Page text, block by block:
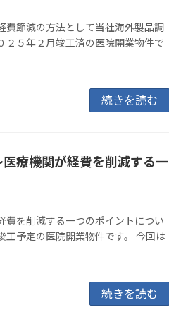
費節減の方法として当社海外製品調
２５年２月竣工済の医院開業物件で
続きを読む
療機関が経費を削減する一
費を削減する一つのポイントについ
工予定の医院開業物件です。 今回は
続きを読む